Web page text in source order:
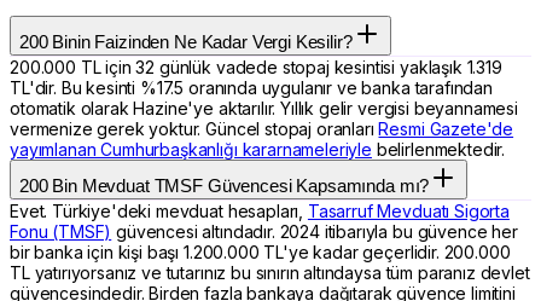
200 Binin Faizinden Ne Kadar Vergi Kesilir?
200.000 TL için 32 günlük vadede stopaj kesintisi yaklaşık 1.319
TL'dir. Bu kesinti %17.5 oranında uygulanır ve banka tarafından
otomatik olarak Hazine'ye aktarılır. Yıllık gelir vergisi beyannamesi
vermenize gerek yoktur. Güncel stopaj oranlarıResmi Gazete'de
yayımlanan Cumhurbaşkanlığı kararnameleriyle belirlenmektedir.
200 Bin Mevduat TMSF Güvencesi Kapsamında mı?
Evet. Türkiye'deki mevduat hesapları, Tasarruf Mevduatı Sigorta
Fonu (TMSF) güvencesi altındadır. 2024 itibarıyla bu güvence her
bir banka için kişi başı 1.200.000 TL'ye kadar geçerlidir. 200.000
TL yatırıyorsanız ve tutarınız bu sınırın altındaysa tüm paranız devlet
güvencesindedir. Birden fazla bankaya dağıtarak güvence limitini